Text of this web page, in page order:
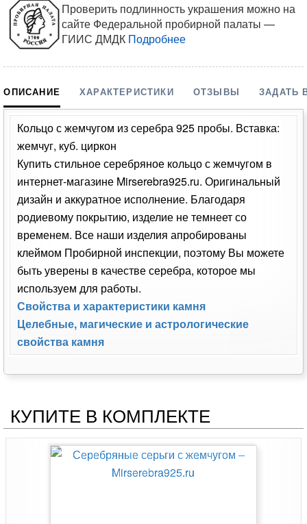
Проверить подлинность украшения можно на
сайте Федеральной пробирной палаты —
ГИИС ДМДК Подробнее
ОПИСАНИЕ ХАРАКТЕРИСТИКИ ОТЗЫВЫ ЗАДАТЬ
Кольцо с жемчугом из серебра 925 пробы. Вставка:
жемчуг, куб. циркон
Купить стильное серебряное кольцо с жемчугом в
интернет-магазине Mirserebra925.ru. Оригинальный
дизайн и аккуратное исполнение. Благодаря
родиевому покрытию, изделие не темнеет со
временем. Все наши изделия апробированы
клеймом Пробирной инспекции, поэтому Вы можете
быть уверены в качестве серебра, которое мы
используем для работы.
Свойства и характеристики камня
Целебные, магические и астрологические
свойства камня
КУПИТЕ В КОМПЛЕКТЕ